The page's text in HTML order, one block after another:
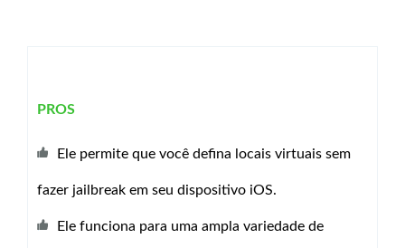
PROS
Ele permite que você defina locais virtuais sem
fazer jailbreak em seu dispositivo iOS.
Ele funciona para uma ampla variedade de